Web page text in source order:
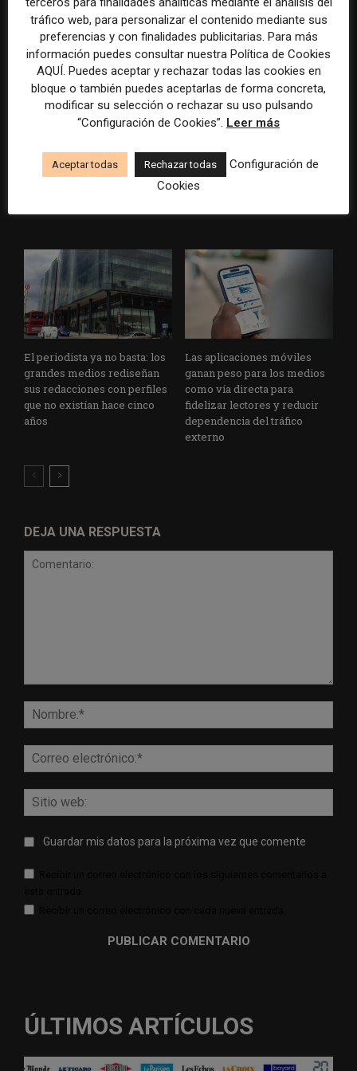
durante el Mundial de...
Usar la IA solo para producir
más rápido no transformará
Doce lecciones de Oxford
para las redacciones: menos
retórica sobre innovación y
El periodista ya no basta: los
grandes medios rediseñan
sus redacciones con perfiles
que no existían hace cinco
años
Las aplicaciones móviles
ganan peso para los medios
como vía directa para
fidelizar lectores y reducir
dependencia del tráfico
externo
DEJA UNA RESPUESTA
Guardar mis datos para la próxima vez que comente
ÚLTIMOS ARTÍCULOS
tráfico web, para personalizar el contenido mediante sus
preferencias y con finalidades publicitarias. Para más
información puedes consultar nuestra Política de Cookies
AQUÍ. Puedes aceptar y rechazar todas las cookies en
bloque o también puedes aceptarlas de forma concreta,
modificar su selección o rechazar su uso pulsando
“Configuración de Cookies”. Leer más
Aceptar todas Rechazar todas
Configuración de
Cookies